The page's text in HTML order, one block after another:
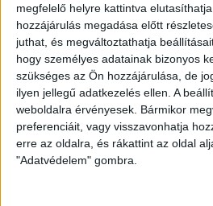
megfelelő helyre kattintva
hozzájárulás megadása előtt
juthat, és megváltoztathatja
hogy személyes adatainak bizonyos
szükséges az Ön hozzájárulása, de
ilyen jellegű adatkezelés ellen. A
weboldalra érvényesek. Bármikor
preferenciáit, vagy visszavonhatja
erre az oldalra, és rákattint az oldal
"Adatvédelem" gombra.
Az NKFH Élelmiszer és
egyaránt vizsgálja az elemmel a
beszélő, mozgó babákat, elemes
játékkonzolokat és walkie-talkie-
játékkonzolokat, gyermek
fejhallgatókat. A hatóság
harmadik országokból származó
tavaly ősszel bejelentett 7 pontos
cselekvési terv kiemelt prioritása.